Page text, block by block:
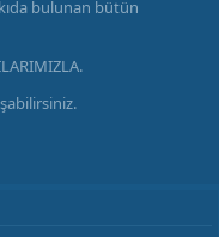
bulunan bütün